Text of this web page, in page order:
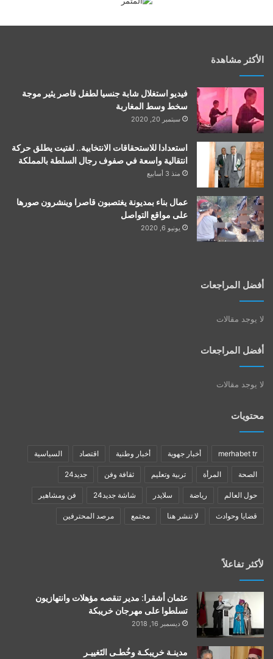
الأكثر مشاهدة
فيديو استغلال شابة جنسيا لطفل قاصر يثير موجة
سخط وسط المغاربة
سبتمبر 20, 2020
استعدادا للاستحقاقات الانتخابية.. لفتيت يطلق حركة
انتقالية واسعة في صفوف رجال السلطة بالمملكة
منذ 3 أسابيع
عمال بناء بمديونة يغتصبون قاصرا وينشرون صورها
على مواقع التواصل
يونيو 6, 2020
أفضل المراجعات
لا يوجد مقالات
أفضل المراجعات
لا يوجد مقالات
محتويات
merhabet tr أخبار جهوية أخبار وطنية اقتصاد السياسية
الصحة المرأة تربية وتعليم ثقافة وفن جديد24
حول العالم رياضة سلايدر شاشة جديد24 فن ومشاهير
قضايا وحوادث لا تنشر هنا مجتمع مرصد المحترفين
لأكثر تفاعلاً
عثمان أشقرا: مدير تنقصه مؤهلات وانتهازيون
تسلطوا على مهرجان خريبكة
ديسمبر 16, 2018
مدينـة خريبكـة وخُطـى التَغييـر